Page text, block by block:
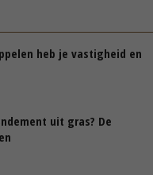
heb je vastigheid en
uit gras? De